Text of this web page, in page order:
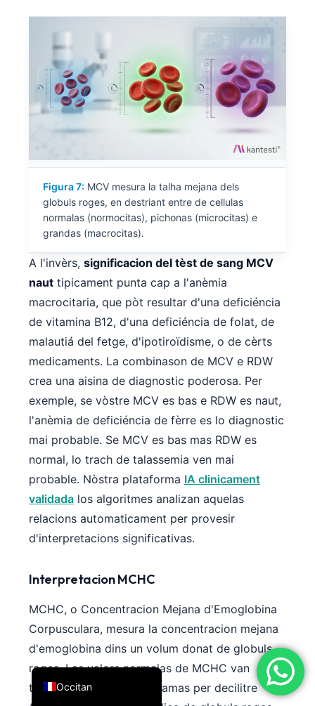
Figura 7: MCV mesura la talha mejana dels
globuls roges, en destriant entre de cellulas
normalas (normocitas), pichonas (microcitas) e
grandas (macrocitas).
A l'invèrs, significacion del tèst de sang MCV
naut tipicament punta cap a l'anèmia
macrocitaria, que pòt resultar d'una deficiéncia
de vitamina B12, d'una deficiéncia de folat, de
malautiá del fetge, d'ipotiroïdisme, o de cèrts
medicaments. La combinason de MCV e RDW
crea una aisina de diagnostic poderosa. Per
exemple, se vòstre MCV es bas e RDW es naut,
l'anèmia de deficiéncia de fèrre es lo diagnostic
mai probable. Se MCV es bas mas RDW es
normal, lo trach de talassemia ven mai
probable. Nòstra plataforma IA clinicament
validada los algoritmes analizan aquelas
relacions automaticament per provesir
d'interpretacions significativas.
Interpretacion MCHC
MCHC, o Concentracion Mejana d'Emoglobina
Corpusculara, mesura la concentracion mejana
d'emoglobina dins un volum donat de globuls
roges. Las valors normalas de MCHC van
tipicament de 32 a 36 gramas per decilitre
Occitan
English
العربية
Italiano
Español
Português
Ελληνικά
Türkçe
简体中文
فارسی
Български
Dansk
Nederlands
हिन्दी
Bahasa Indonesia
Íslenska
Српски језик
Azərbaycan dili
Eesti
日本語
Čeština
Русский